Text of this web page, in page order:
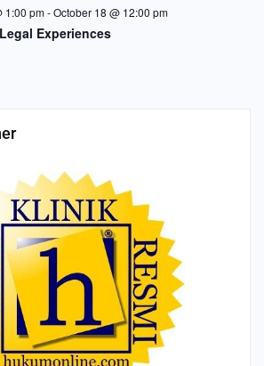
1:00 pm-October 18 @ 12:00 pm
Experiences